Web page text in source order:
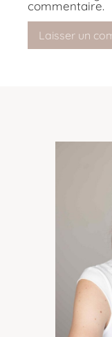
commentaire.